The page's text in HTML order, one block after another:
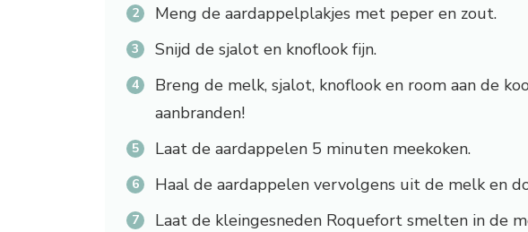
Meng de aardappelplakjes met peper en zout.
Snijd de sjalot en knoflook fijn.
Breng de melk, sjalot, knoflook en room aan de
aanbranden!
Laat de aardappelen 5 minuten meekoken.
Haal de aardappelen vervolgens uit de melk en
Laat de kleingesneden Roquefort smelten in de